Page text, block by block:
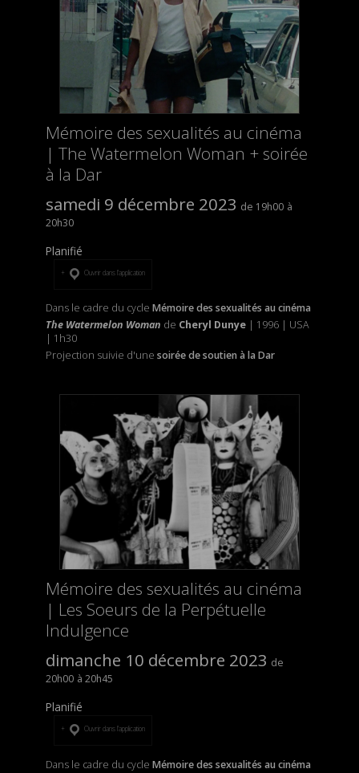
Mémoire des sexualités au cinéma
| The Watermelon Woman + soirée
à la Dar
samedi 9 décembre 2023
19h00
20h30
Planifié
Ouvrir dans l’application
Dans le cadre du cycle Mémoire des sexualités au cinéma
The Watermelon Woman de Cheryl Dunye| 1996 | USA
| 1h30
Projection suivie d'une soirée de soutien à la Dar
Mémoire des sexualités au cinéma
| Les Soeurs de la Perpétuelle
Indulgence
dimanche 10 décembre 2023
20h00 20h45
Planifié
Ouvrir dans l’application
Dans le cadre du cycle Mémoire des sexualités au cinéma